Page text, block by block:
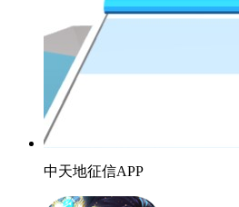
中天地征信APP